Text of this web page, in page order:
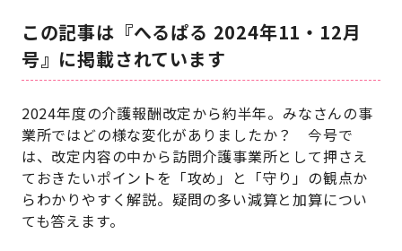
この記事は『へるぱる 2024年11・12月
号』に掲載されています
2024年度の介護報酬改定から約半年。みなさんの事
業所ではどの様な変化がありましたか？ 今号で
は、改定内容の中から訪問介護事業所として押さえ
ておきたいポイントを「攻め」と「守り」の観点か
らわかりやすく解説。疑問の多い減算と加算につい
ても答えます。